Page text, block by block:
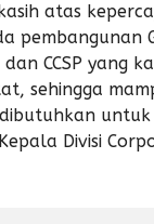
atas
pembangunan
dan CCSP
sehingga
Divisi